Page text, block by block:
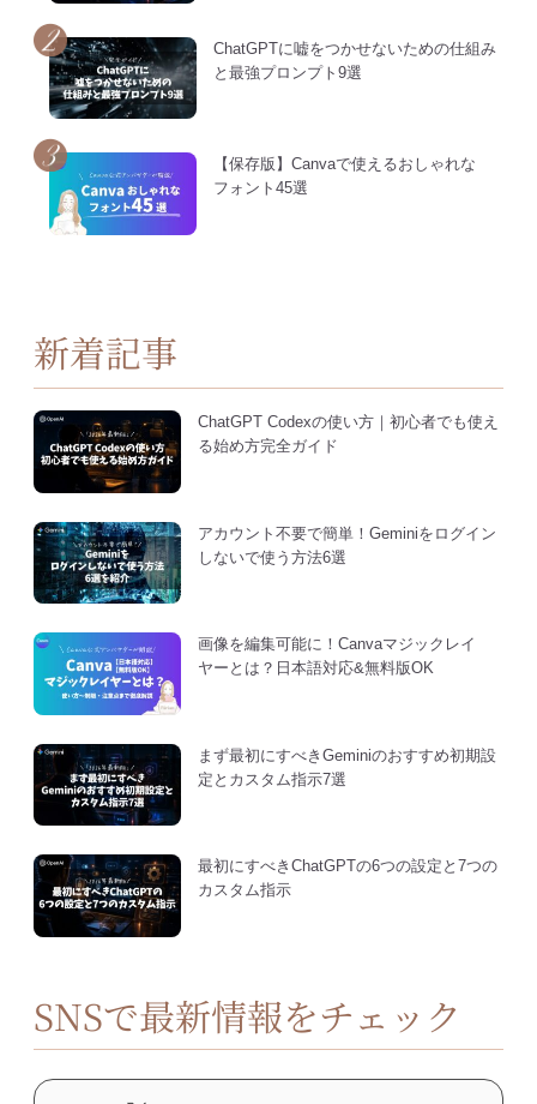
ChatGPTに嘘をつかせないための仕組み
と最強プロンプト9選
【保存版】Canvaで使えるおしゃれな
フォント45選
新着記事
ChatGPT Codexの使い方｜初心者でも使え
る始め方完全ガイド
アカウント不要で簡単！Geminiをログイン
しないで使う方法6選
画像を編集可能に！Canvaマジックレイ
ヤーとは？日本語対応&無料版OK
まず最初にすべきGeminiのおすすめ初期設
定とカスタム指示7選
最初にすべきChatGPTの6つの設定と7つの
カスタム指示
SNSで最新情報をチェック